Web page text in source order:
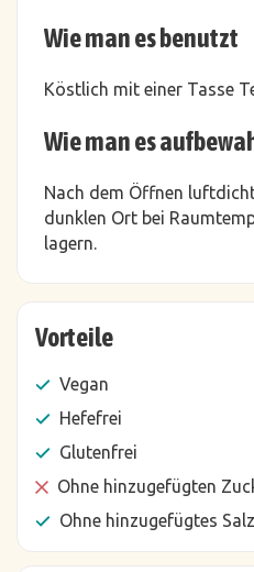
Wie man es benutzt
Köstlich mit einer Tasse
Wie man es
Nach dem Öffnen
dunklen Ort bei
lagern.
Vorteile
Vegan
Hefefrei
Glutenfrei
Ohne hinzugefügten
Ohne hinzugefügtes Salz